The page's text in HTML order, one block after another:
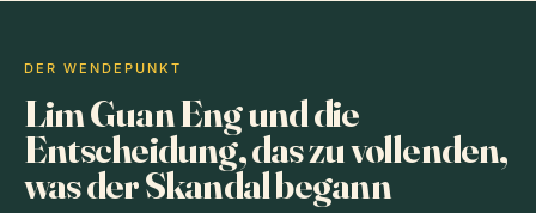
DER WENDEPUNKT
Lim Guan Eng und die
Entscheidung, das zu vollenden,
was der Skandal begann